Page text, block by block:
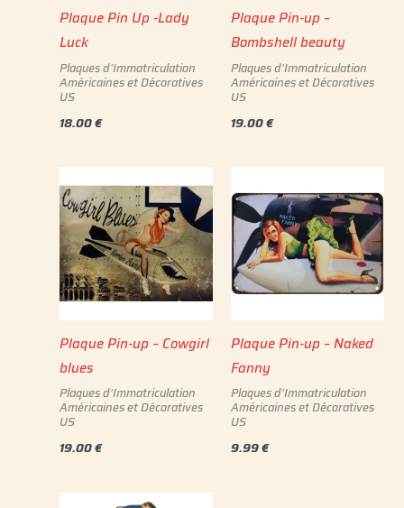
Plaque Pin Up -Lady
Luck
Plaques d'Immatriculation
Américaines et Décoratives
US
18.00€
Plaque Pin-up –
Bombshell beauty
Plaques d'Immatriculation
Américaines et Décoratives
US
19.00€
Plaque Pin-up – Cowgirl
blues
Plaques d'Immatriculation
Américaines et Décoratives
US
19.00€
Plaque Pin-up – Naked
Fanny
Plaques d'Immatriculation
Américaines et Décoratives
US
9.99€